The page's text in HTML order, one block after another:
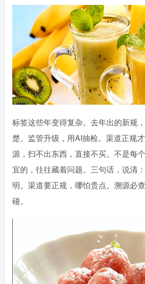
标签这些年变得复杂。去年出的新规
楚。监管升级，用AI抽检。渠道正规
源，扫不出东西，直接不买。不是每
宜的，往往藏着问题。三句话，说清
明。渠道要正规，哪怕贵点。溯源必
碰。